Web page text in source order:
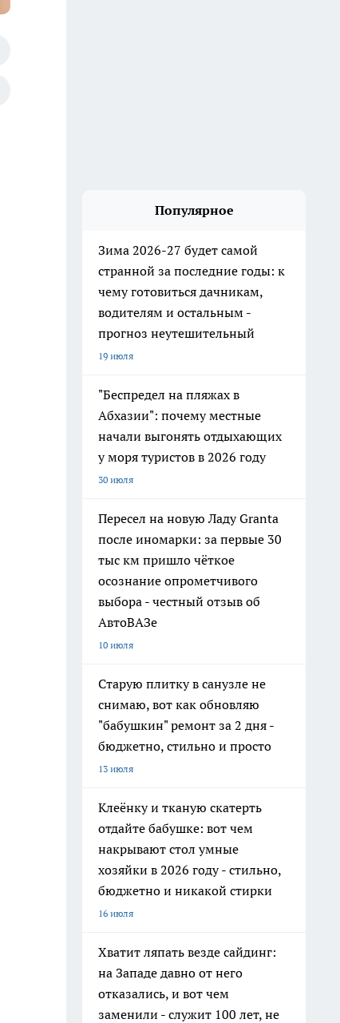
Популярное
Зима 2026-27 будет самой
странной за последние годы: к
чему готовиться дачникам,
водителям и остальным -
прогноз неутешительный
19 июля
"Беспредел на пляжах в
Абхазии": почему местные
начали выгонять отдыхающих
у моря туристов в 2026 году
30 июля
Пересел на новую Ладу Granta
после иномарки: за первые 30
тыс км пришло чёткое
осознание опрометчивого
выбора - честный отзыв об
АвтоВАЗе
10 июля
Старую плитку в санузле не
снимаю, вот как обновляю
"бабушкин" ремонт за 2 дня -
бюджетно, стильно и просто
13 июля
Клеёнку и тканую скатерть
отдайте бабушке: вот чем
накрывают стол умные
хозяйки в 2026 году - стильно,
бюджетно и никакой стирки
16 июля
Хватит ляпать везде сайдинг:
на Западе давно от него
отказались, и вот чем
заменили - служит 100 лет, не